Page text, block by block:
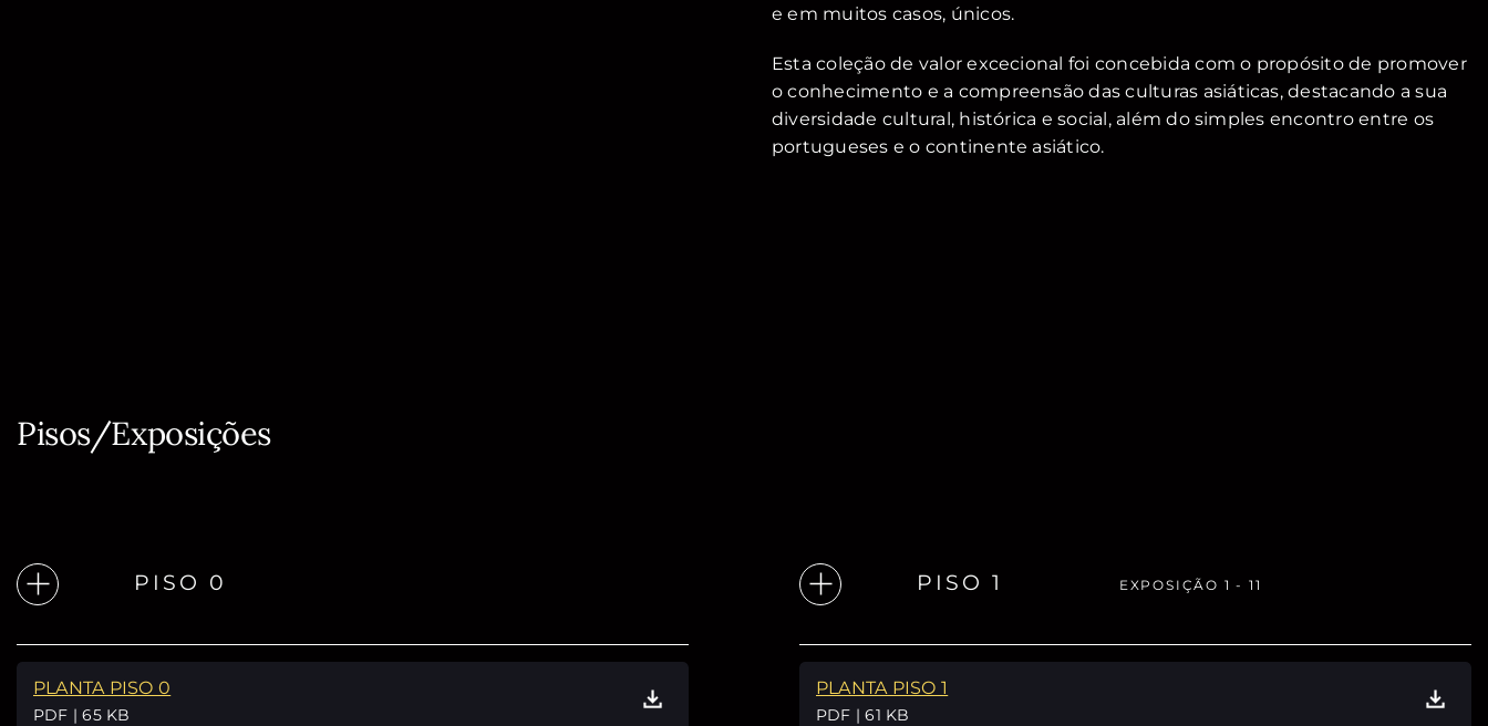
e em muitos casos, únicos.
Esta coleção de valor excecional foi concebida com o propósito de promover
o conhecimento e a compreensão das culturas asiáticas, destacando a sua
diversidade cultural, histórica e social, além do simples encontro entre os
portugueses e o continente asiático.
Pisos/Exposições
PISO 0
PLANTA PISO 0
PDF | 65 KB
PISO 1 EXPOSIÇÃO 1 - 11
PLANTA PISO 1
PDF | 61 KB